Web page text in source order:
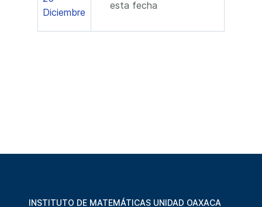
Diciembre
esta fecha
INSTITUTO DE MATEMÁTICAS UNIDAD OAXACA